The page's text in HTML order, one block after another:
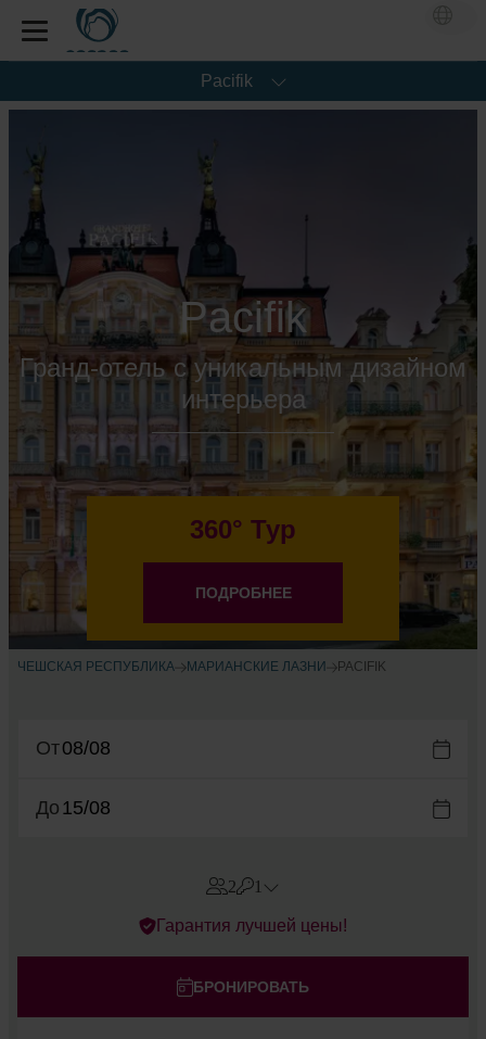
Pacifik
Pacifik
Гранд-отель с уникальным дизайном
интерьера
360° Тур
ПОДРОБНЕЕ
ЧЕШСКАЯ РЕСПУБЛИКА МАРИАНСКИЕ ЛАЗНИ PACIFIK
От
До
2 1
Errors?
Дети
Гарантия лучшей цены!
БРОНИРОВАТЬ